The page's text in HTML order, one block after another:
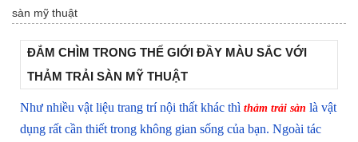
sàn mỹ thuật
ĐẮM CHÌM TRONG THẾ GIỚI ĐẦY MÀU SẮC VỚI
THẢM TRẢI SÀN MỸ THUẬT
Như nhiều vật liệu trang trí nội thất khác thì thảm trải sàn là vật
dụng rất cần thiết trong không gian sống của bạn. Ngoài tác